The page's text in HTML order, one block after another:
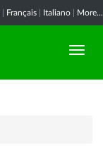
Français Italiano More...